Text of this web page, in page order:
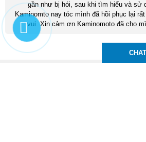
gần như bị hói, sau khi tìm hiểu và sử
Kaminomto nay tóc mình đã hồi phục lại
vui. Xin cảm ơn Kaminomoto đã cho